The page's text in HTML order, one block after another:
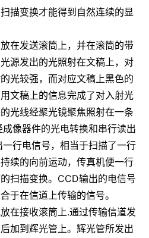
描变换才能得到自然连续的显
在发送滚筒上，并在滚筒的带
源发出的光照射在文稿上，对
光较强，而对应文稿上黑色的
文稿上的信息完成了对入射光
光线经聚光镜聚焦照射在一条
像器件的光电转换和串行读出
行电信号，相当于扫描了一行
续的向前运动，传真机便一行
扫描变换。CCD输出的电信号
于在信道上传输的信号。
在接收滚筒上.通过传输信道发
加到辉光管上。辉光管所发出